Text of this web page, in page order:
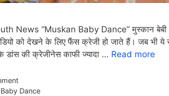
News “Muskan Baby Dance” मुस्कान बेबी के
को देखने के लिए फैंस क्रेजी हो जाते हैं। जब भी ये
डांस की क्रेजीनेस काफी ज्यादा … Read more
Dance